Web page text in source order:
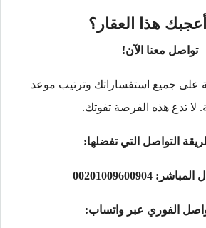
هذا العقار؟
تواصل معنا الآن!
على جميع استفساراتك وترتيب موعد
لا تدع هذه الفرصة تفوتك.
التواصل التي تفضلها:
المباشر: 00201009600904
الفوري عبر واتساب: